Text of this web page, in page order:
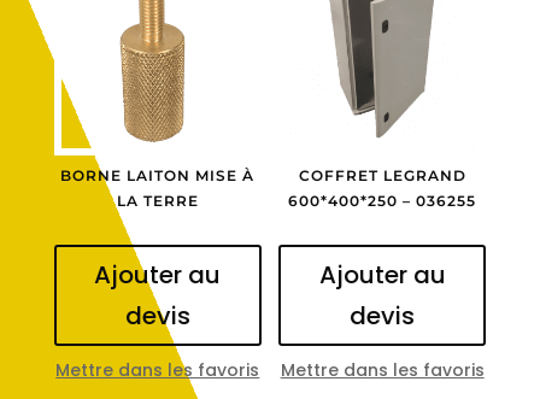
BORNE LAITON MISE À
LA TERRE
Ajouter au
devis
Mettre dans les favoris
COFFRET LEGRAND
600*400*250 – 036255
Ajouter au
devis
Mettre dans les favoris